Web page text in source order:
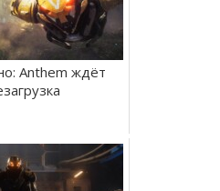
Anthem ждёт